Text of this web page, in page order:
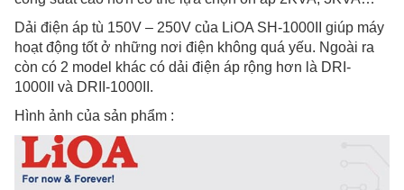
Dải điện áp tù 150V – 250V của LiOA SH-1000II giúp máy
hoạt động tốt ở những nơi điện không quá yếu. Ngoài ra
còn có 2 model khác có dải điện áp rộng hơn là DRI-
1000II và DRII-1000II.
Hình ảnh của sản phẩm :